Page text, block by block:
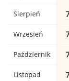
Sierpień
Wrzesień
Październik
Listopad